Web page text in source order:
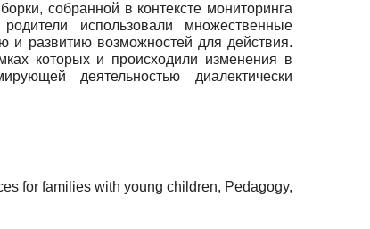
собранной в контексте мониторинга
использовали множественные
и развитию возможностей для действия.
которых и происходили изменения в
деятельностью диалектически
for families with young children, Pedagogy,